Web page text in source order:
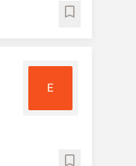
bookmark
E
bookmark